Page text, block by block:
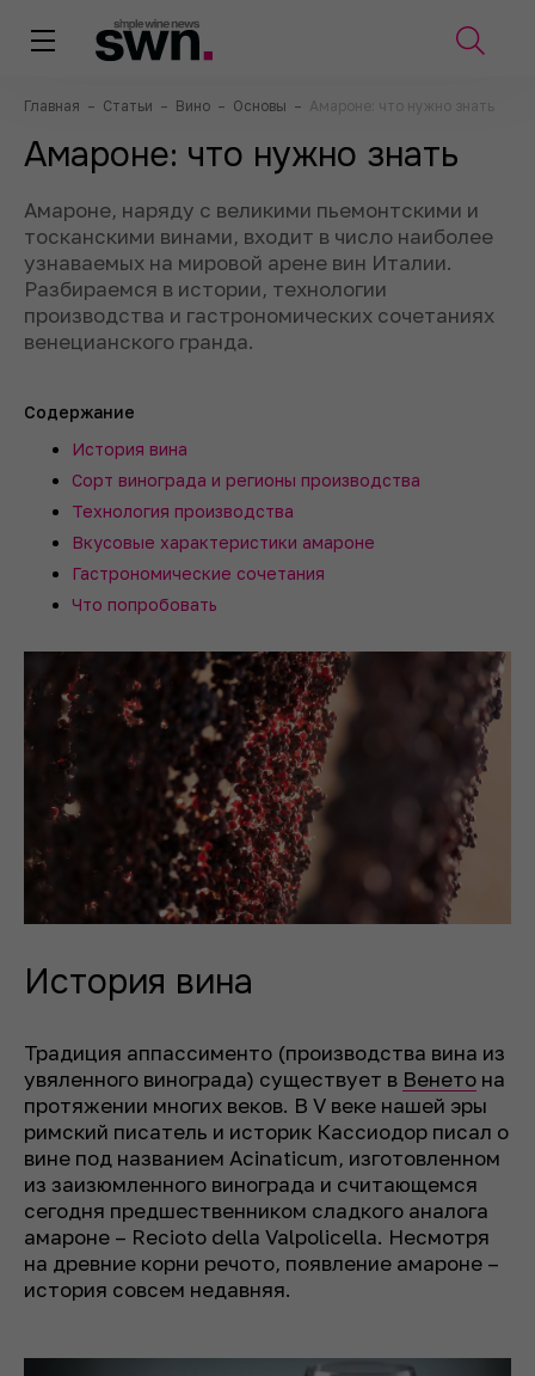
Главная – Статьи – Вино – Основы – Амароне: что нужно знать
Амароне: что нужно знать
Амароне, наряду с великими пьемонтскими и
тосканскими винами, входит в число наиболее
узнаваемых на мировой арене вин Италии.
Разбираемся в истории, технологии
производства и гастрономических сочетаниях
венецианского гранда.
Содержание
История вина
Сорт винограда и регионы производства
Технология производства
Вкусовые характеристики амароне
Гастрономические сочетания
Что попробовать
История вина
Традиция аппассименто (производства вина из
увяленного винограда) существует в Венето на
протяжении многих веков. В V веке нашей эры
римский писатель и историк Кассиодор писал о
вине под названием Acinaticum, изготовленном
из заизюмленного винограда и считающемся
сегодня предшественником сладкого аналога
амароне – Recioto della Valpolicella. Несмотря
на древние корни речото, появление амароне –
история совсем недавняя.